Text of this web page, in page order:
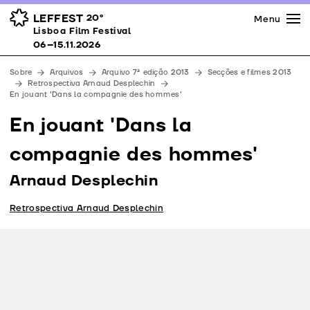
LEFFEST 20º
Lisboa Film Festival 06–15.11.2026
Prémios
Espaços
Apoios
Equipa
Downloads
Menu
Lisboa Film Festival
06–15.11.2026
Sobre Arquivos Arquivo 7ª edição 2013
Secções e filmes 2013
Retrospectiva Arnaud Desplechin
En jouant 'Dans la compagnie des hommes'
En jouant 'Dans la
compagnie des hommes'
Arnaud Desplechin
Retrospectiva Arnaud Desplechin